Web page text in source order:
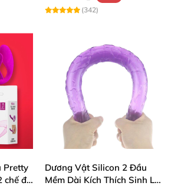
(342)
Pretty
chế độ
Dương Vật Silicon 2 Đầu
Mềm Dài Kích Thích Sinh Lý